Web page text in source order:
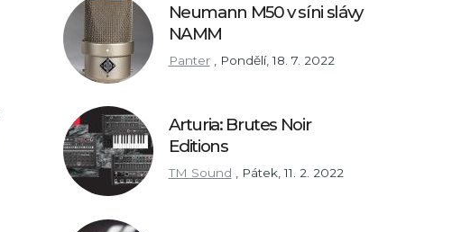
Neumann M50 v síni slávy
NAMM
Panter Pondělí, 18. 7. 2022
Arturia: Brutes Noir
Editions
TM Sound , Pátek, 11. 2. 2022